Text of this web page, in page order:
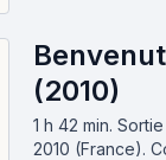
(2010)
1 h 42 min.
2010 (France).